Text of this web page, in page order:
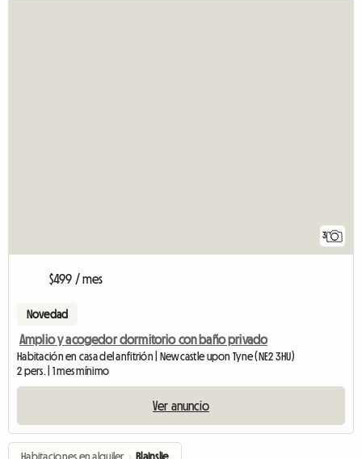
3
$499 / mes
Novedad
Amplio y acogedor dormitorio con baño privado
Habitación en casa del anfitrión | Newcastle upon Tyne (NE2 3HU)
2 pers. | 1 mes mínimo
Ver anuncio
Habitaciones en alquiler › Blainslie